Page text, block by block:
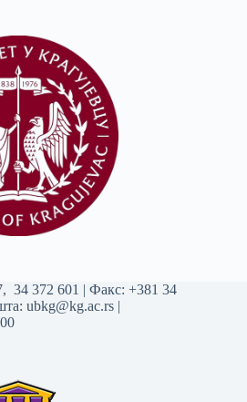
, 34 372 601 | Факс: +381 34
ubkg@kg.ac.rs |